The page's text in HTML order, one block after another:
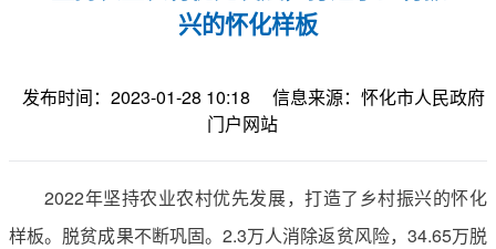
兴的怀化样板
发布时间：2023-01-28 10:18
信息来源：怀化市人民政府
门户网站
2022年坚持农业农村优先发展，打造了乡村振兴的怀化
样板。脱贫成果不断巩固。2.3万人消除返贫风险，34.65万脱